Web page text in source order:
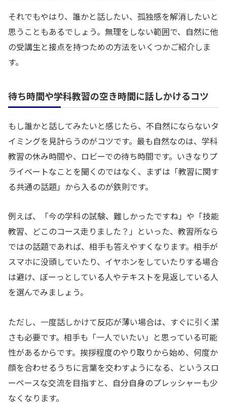
それでもやはり、誰かと話したい、孤独感を解消したいと
思うこともあるでしょう。無理をしない範囲で、自然に他
の受講生と接点を持つための方法をいくつかご紹介しま
す。
待ち時間や学科教習の空き時間に話しかけるコツ
もし誰かと話してみたいと感じたら、不自然にならないタ
イミングを見計らうのがコツです。最も自然なのは、学科
教習の休み時間や、ロビーでの待ち時間です。いきなりプ
ライベートなことを聞くのではなく、まずは「教習に関す
る共通の話題」から入るのが鉄則です。
例えば、「今の学科の試験、難しかったですね」や「技能
教習、どこのコース走りました？」といった、教習所なら
ではの話題であれば、相手も答えやすくなります。相手が
スマホに没頭していたり、イヤホンをしていたりする場合
は避け、ぼーっとしている人やテキストを見返している人
を選んでみましょう。
ただし、一度話しかけて反応が薄い場合は、すぐに引く潔
さも必要です。相手も「一人でいたい」と思っている可能
性があるからです。挨拶程度のやり取りから始め、何度か
顔を合わせるうちに言葉を交わすようになる、というスロ
ーペースな交流を目指すと、自分自身のプレッシャーも少
なくなります。